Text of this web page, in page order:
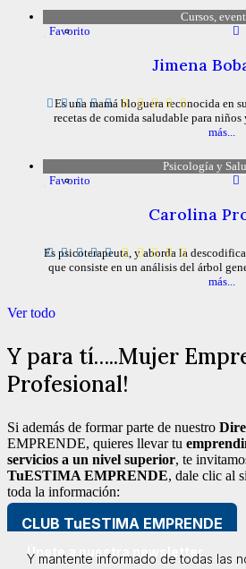
Cursos,
Favorito
Jimena
Es una mamá bloguera reconocida en
recetas de comida saludable para
más...
Psicología y
Favorito
Carolina
Es psicoterapeuta, y aborda la
que consiste en un análisis del árbol
más...
Ver todo
Y para tí…..Mujer
Profesional!
Si además de formar parte de nuestro
EMPRENDE, quieres llevar tu
servicios a un nivel superior, te
TuESTIMA EMPRENDE, dale clic al
toda la información:
CLUB TuESTIMA EMPRENDE
Únete a nuestra newsletter
Y mantente informado de todas las